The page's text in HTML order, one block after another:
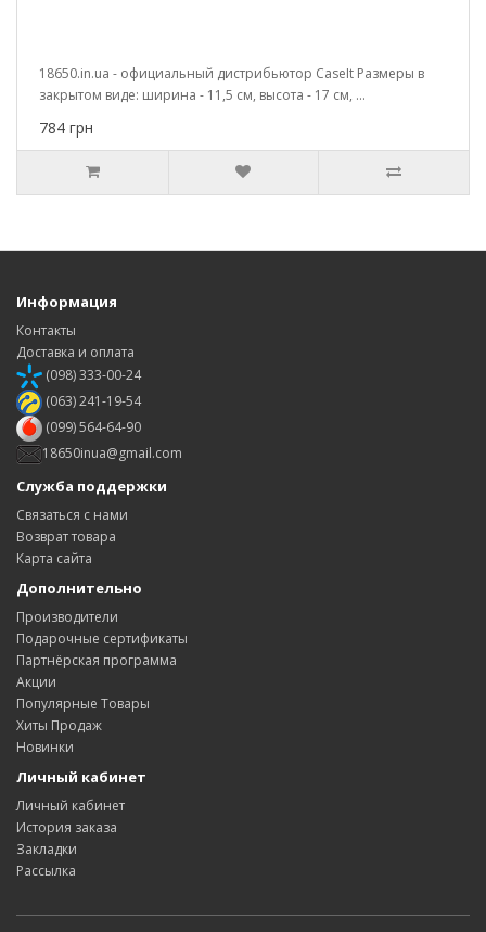
18650.in.ua - официальный дистрибьютор CaseIt Размеры в
закрытом виде: ширина - 11,5 см, высота - 17 см, ...
784 грн
Информация
Контакты
Доставка и оплата
(098) 333-00-24
(063) 241-19-54
(099) 564-64-90
18650inua@gmail.com
Служба поддержки
Связаться с нами
Возврат товара
Карта сайта
Дополнительно
Производители
Подарочные сертификаты
Партнёрская программа
Акции
Популярные Товары
Хиты Продаж
Новинки
Личный кабинет
Личный кабинет
История заказа
Закладки
Рассылка